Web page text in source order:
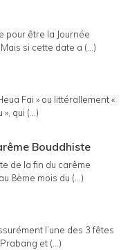
pour être la Journée
si cette date a (...)
Fai » ou littérallement «
qui (...)
Bouddhiste
de la fin du carême
8ème mois du (...)
l’une des 3 fêtes
et (...)